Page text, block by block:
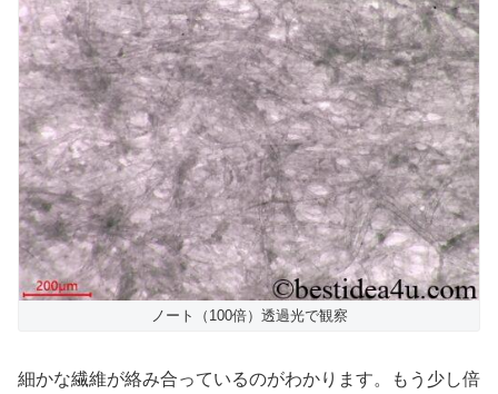
ノート（100倍）透過光で観察
細かな繊維が絡み合っているのがわかります。もう少し倍